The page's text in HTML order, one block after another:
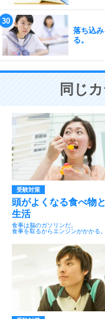
落ち込
る。
同じ
受験対策
頭がよくなる食べ物
生活
食事は脳のガソリンだ。
食事を取るからエンジンがかかる。